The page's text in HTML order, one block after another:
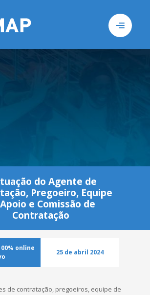
do Agente de
Pregoeiro, Equipe
e Comissão de
Contratação
online
25 de abril 2024
de contratação, pregoeiros, equipe de